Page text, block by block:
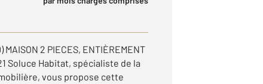
MAISON 2 PIECES, ENTIÈREMENT
Soluce Habitat, spécialiste de la
vous propose cette